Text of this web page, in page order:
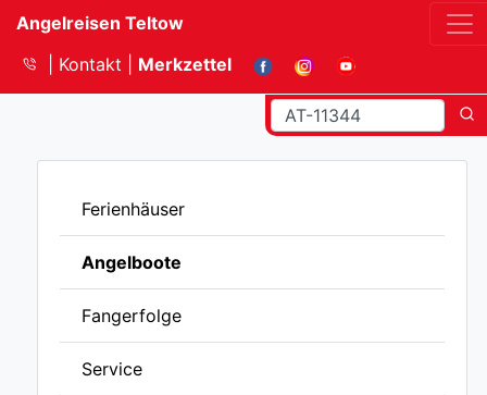
Angelreisen Teltow
Kontakt
Merkzettel
Ferienhäuser
Angelboote
Fangerfolge
Service